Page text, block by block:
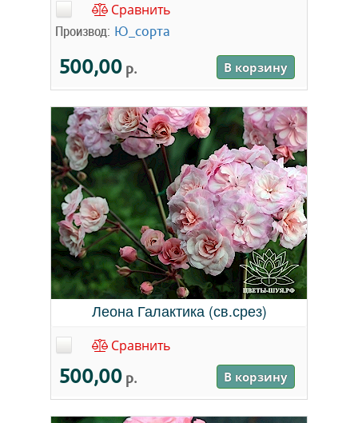
Сравнить
Производ: Ю_сорта
500,00 р. В корзину
Леона Галактика (св.срез)
Сравнить
500,00 р. В корзину